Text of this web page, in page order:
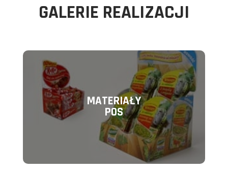
GALERIE REALIZACJI
MATERIAŁY
POS